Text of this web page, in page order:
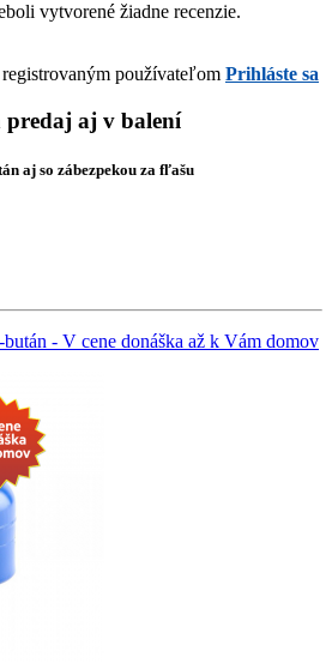
vytvorené žiadne recenzie.
používateľom Prihláste sa
aj v balení
aj so zábezpekou za fľašu
- V cene donáška až k Vám domov